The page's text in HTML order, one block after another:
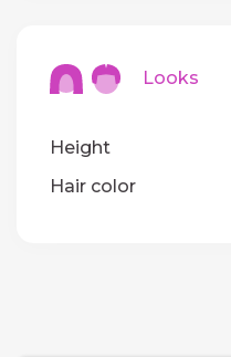
Looks
Height
Hair color